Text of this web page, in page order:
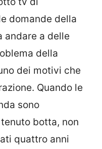
domande della
andare a delle
della
dei motivi che
Quando le
sono
botta, non
quattro anni